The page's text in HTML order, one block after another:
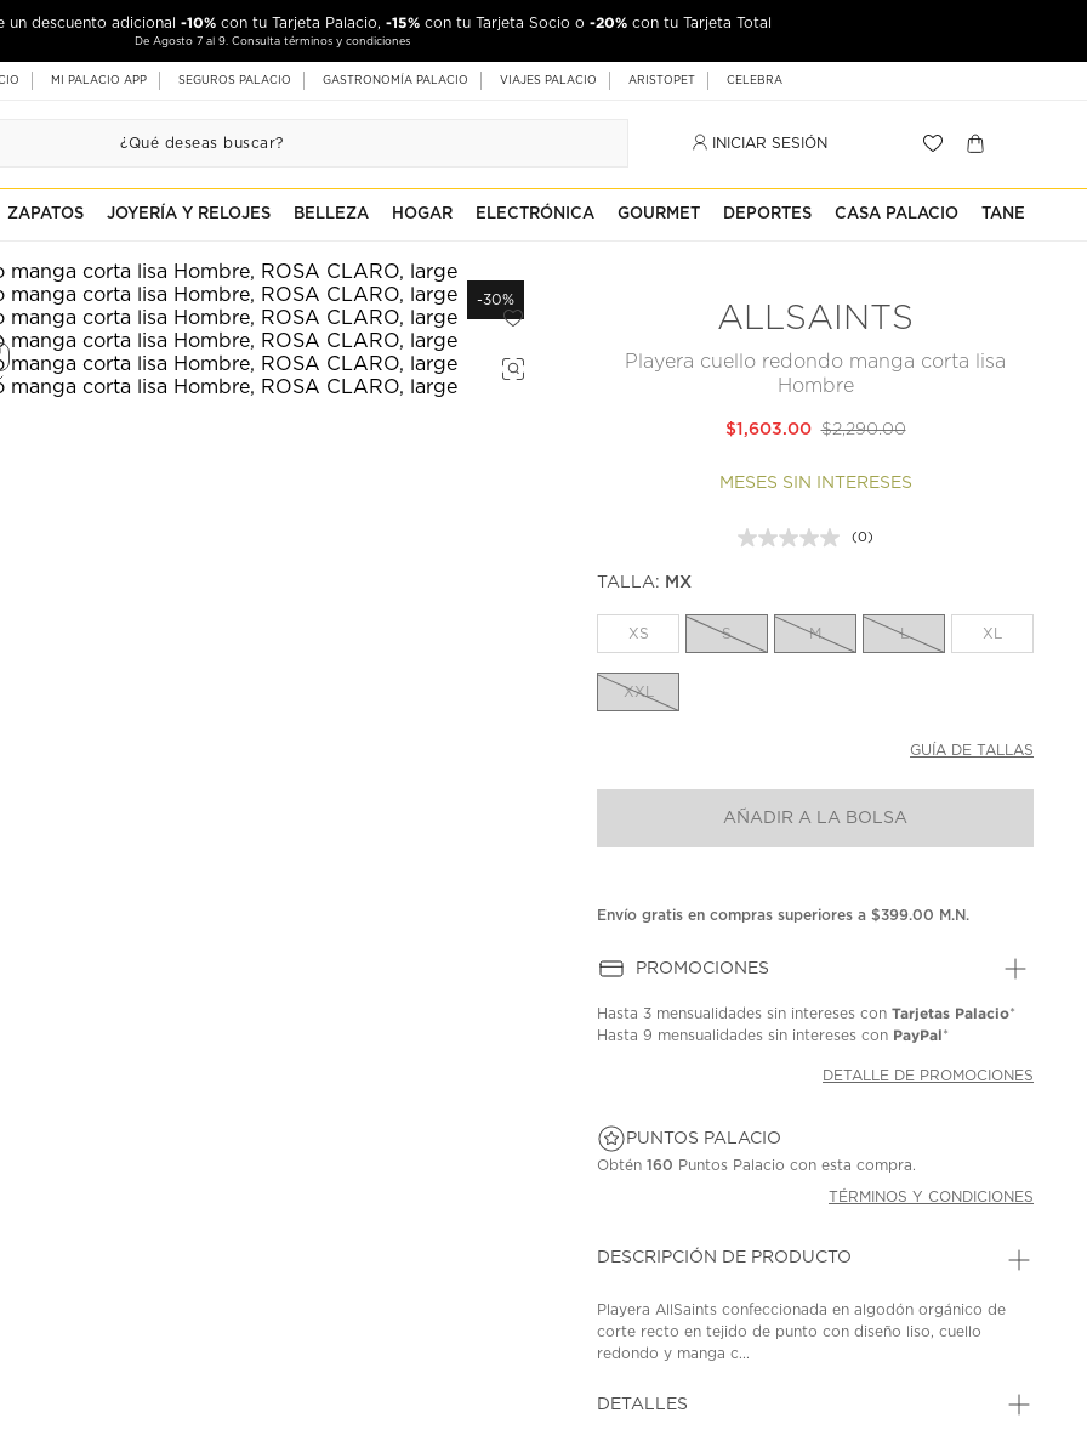
un descuento adicional -10% con tu Tarjeta Palacio, -15% con tu Tarjeta Socio o -20% con tu Tarjeta Total
De Agosto 7 al 9. Consulta términos y condiciones
MI PALACIO APP SEGUROS PALACIO GASTRONOMÍA PALACIO VIAJES PALACIO ARISTOPET CELEBRA
INICIAR SESIÓN
ZAPATOS JOYERÍA Y RELOJES BELLEZA HOGAR ELECTRÓNICA GOURMET DEPORTES CASA PALACIO TANE
-30%
ALLSAINTS
Playera cuello redondo manga corta lisa
Hombre
$2,290.00
$1,603.00
MESES SIN INTERESES
Sin
la
misma
(0)
TALLA: MX
XS S M L XL
XXL
GUÍA DE TALLAS
AÑADIR A LA BOLSA
Envío gratis en compras superiores a $399.00 M.N.
PROMOCIONES
Hasta 3 mensualidades sin intereses conTarjetas Palacio*
Hasta9 mensualidades sin intereses con PayPal*
DETALLE DE PROMOCIONES
PUNTOS PALACIO
Obtén160 Puntos Palacio con esta compra.
TÉRMINOS Y CONDICIONES
DESCRIPCIÓN DE PRODUCTO
Playera AllSaints confeccionada en algodón orgánico de
corte recto en tejido de punto con diseño liso, cuello
redondo y manga c...
DETALLES